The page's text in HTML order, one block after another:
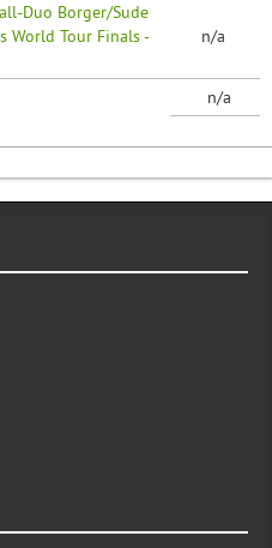
Duo Borger/Sude
World Tour Finals -
n/a
n/a